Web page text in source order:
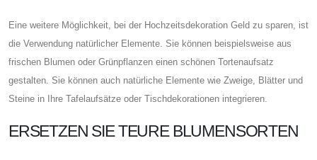
Eine weitere Möglichkeit, bei der Hochzeitsdekoration Geld zu sparen, ist
die Verwendung natürlicher Elemente. Sie können beispielsweise aus
frischen Blumen oder Grünpflanzen einen schönen Tortenaufsatz
gestalten. Sie können auch natürliche Elemente wie Zweige, Blätter und
Steine ​​in Ihre Tafelaufsätze oder Tischdekorationen integrieren.
ERSETZEN SIE TEURE BLUMENSORTEN